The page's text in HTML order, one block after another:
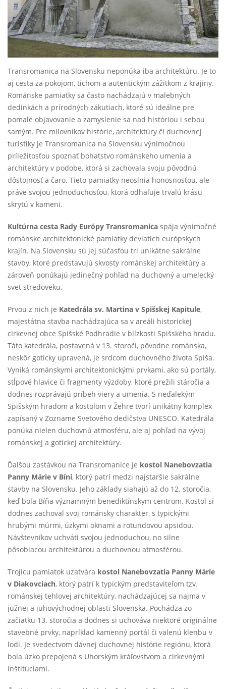
Transromanica na Slovensku neponúka iba architektúru. Je to
aj cesta za pokojom, tichom a autentickým zážitkom z krajiny.
Románske pamiatky sa často nachádzajú v malebných
dedinkách a prírodných zákutiach, ktoré sú ideálne pre
pomalé objavovanie a zamyslenie sa nad históriou i sebou
samým. Pre milovníkov histórie, architektúry či duchovnej
turistiky je Transromanica na Slovensku výnimočnou
príležitosťou spoznať bohatstvo románskeho umenia a
architektúry v podobe, ktorá si zachovala svoju pôvodnú
dôstojnosť a čaro. Tieto pamiatky neoslnia honosnosťou, ale
práve svojou jednoduchosťou, ktorá odhaľuje trvalú krásu
skrytú v kameni.
Kultúrna cesta Rady Európy Transromanica spája výnimočné
románske architektonické pamiatky deviatich európskych
krajín. Na Slovensku sú jej súčasťou tri unikátne sakrálne
stavby, ktoré predstavujú skvosty románskej architektúry a
zároveň ponúkajú jedinečný pohľad na duchovný a umelecký
svet stredoveku.
Prvou z nich je Katedrála sv. Martina v Spišskej Kapitule,
majestátna stavba nachádzajúca sa v areáli historickej
cirkevnej obce Spišské Podhradie v blízkosti Spišského hradu.
Táto katedrála, postavená v 13. storočí, pôvodne románska,
neskôr goticky upravená, je srdcom duchovného života Spiša.
Vyniká románskymi architektonickými prvkami, ako sú portály,
stĺpové hlavice či fragmenty výzdoby, ktoré prežili stáročia a
dodnes rozprávajú príbeh viery a umenia. S neďalekým
Spišským hradom a kostolom v Žehre tvorí unikátny komplex
zapísaný v Zozname Svetového dedičstva UNESCO. Katedrála
ponúka nielen duchovnú atmosféru, ale aj pohľad na vývoj
románskej a gotickej architektúry.
Ďalšou zastávkou na Transromanice je kostol Nanebovzatia
Panny Márie v Bíni, ktorý patrí medzi najstaršie sakrálne
stavby na Slovensku. Jeho základy siahajú až do 12. storočia,
keď bola Bíňa významným benediktínskym centrom. Kostol si
dodnes zachoval svoj románsky charakter, s typickými
hrubými múrmi, úzkymi oknami a rotundovou apsidou.
Návštevníkov uchváti svojou jednoduchou, no silne
pôsobiacou architektúrou a duchovnou atmosférou.
Trojicu pamiatok uzatvára kostol Nanebovzatia Panny Márie
v Diakovciach, ktorý patrí k typickým predstaviteľom tzv.
románskej tehlovej architektúry, nachádzajúcej sa najmä v
južnej a juhovýchodnej oblasti Slovenska. Pochádza zo
začiatku 13. storočia a dodnes si uchováva niektoré originálne
stavebné prvky, napríklad kamenný portál či valenú klenbu v
lodi. Je svedectvom dávnej duchovnej histórie regiónu, ktorá
bola úzko prepojená s Uhorským kráľovstvom a cirkevnými
inštitúciami.